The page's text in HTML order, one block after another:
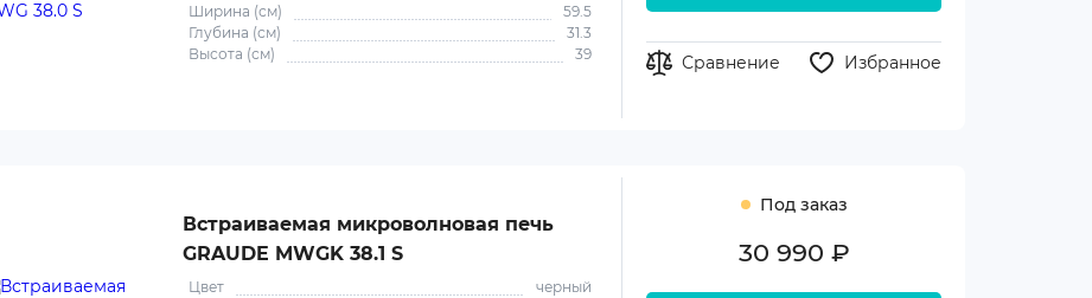
Ширина (см)
59.5
Глубина (см)
31.3
Высота (см)
39 Сравнение Избранное
Встраиваемая микроволновая печь
GRAUDE MWGK 38.1 S
Цвет
черный
Под заказ
30 990 ₽